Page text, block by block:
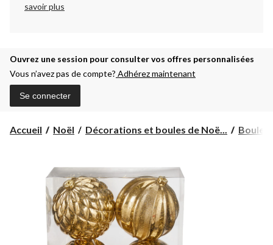
savoir plus
Ouvrez une session pour consulter vos offres personnalisées
Vous n’avez pas de compte? Adhérez maintenant
Se connecter
Accueil Noël Décorations et boules de Noë... Boules